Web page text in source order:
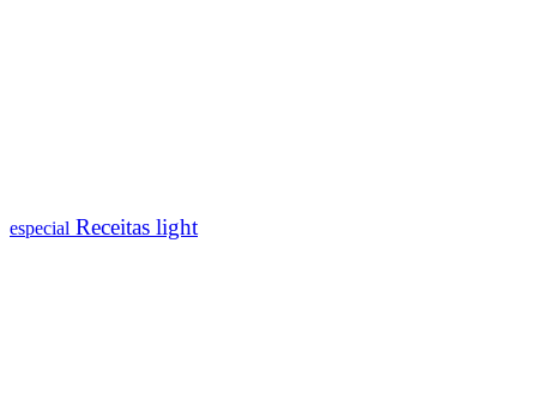
especial Receitas light